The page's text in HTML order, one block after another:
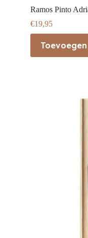
Ramos Pinto
€19,95